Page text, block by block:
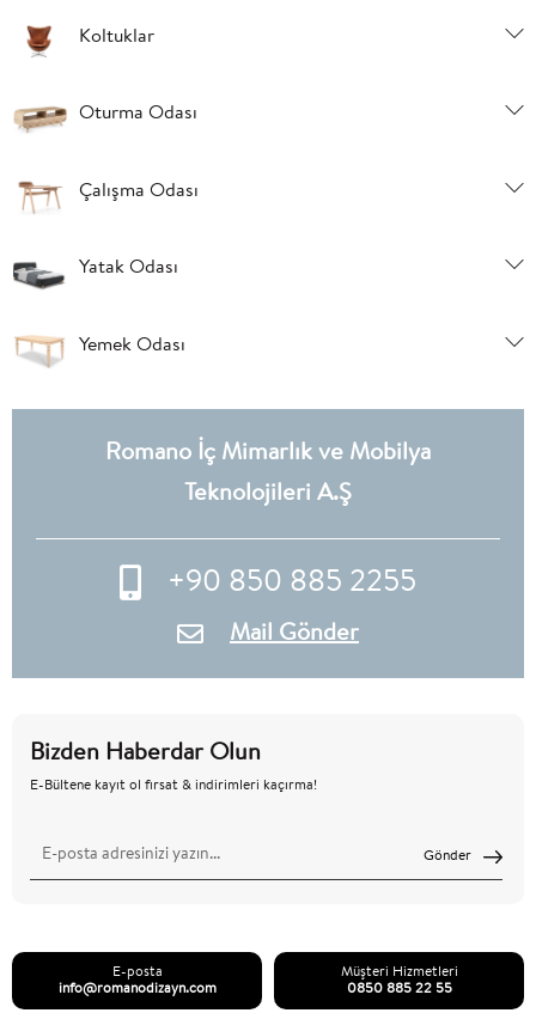
Koltuklar
Oturma Odası
Çalışma Odası
Yatak Odası
Yemek Odası
Romano İç Mimarlık ve Mobilya
Teknolojileri A.Ş
+90 850 885 2255
Mail Gönder
Bizden Haberdar Olun
E-Bültene kayıt ol fırsat & indirimleri kaçırma!
Gönder
E-posta
info@romanodizayn.com
Müşteri Hizmetleri
0850 885 22 55